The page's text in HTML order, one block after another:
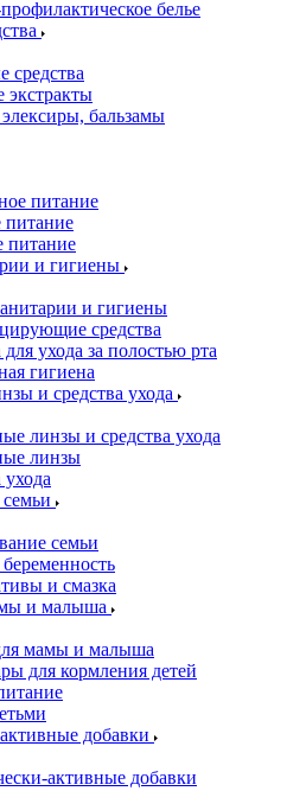
белье
средства
экстракты
бальзамы
питание
питание
питание
и гигиены
и гигиены
средства
ухода за полостью рта
гигиена
и средства ухода
линзы и средства ухода
линзы
ухода
семьи
и смазка
и малыша
мамы и малыша
для кормления детей
добавки
активные добавки